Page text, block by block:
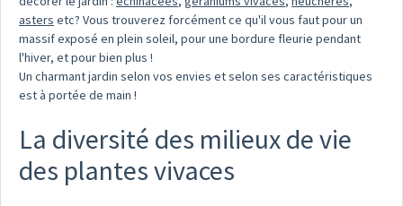
asters etc? Vous trouverez forcément ce qu'il vous faut pour un
massif exposé en plein soleil, pour une bordure fleurie pendant
l'hiver, et pour bien plus !
Un charmant jardin selon vos envies et selon ses caractéristiques
est à portée de main !
La diversité des milieux de vie
des plantes vivaces